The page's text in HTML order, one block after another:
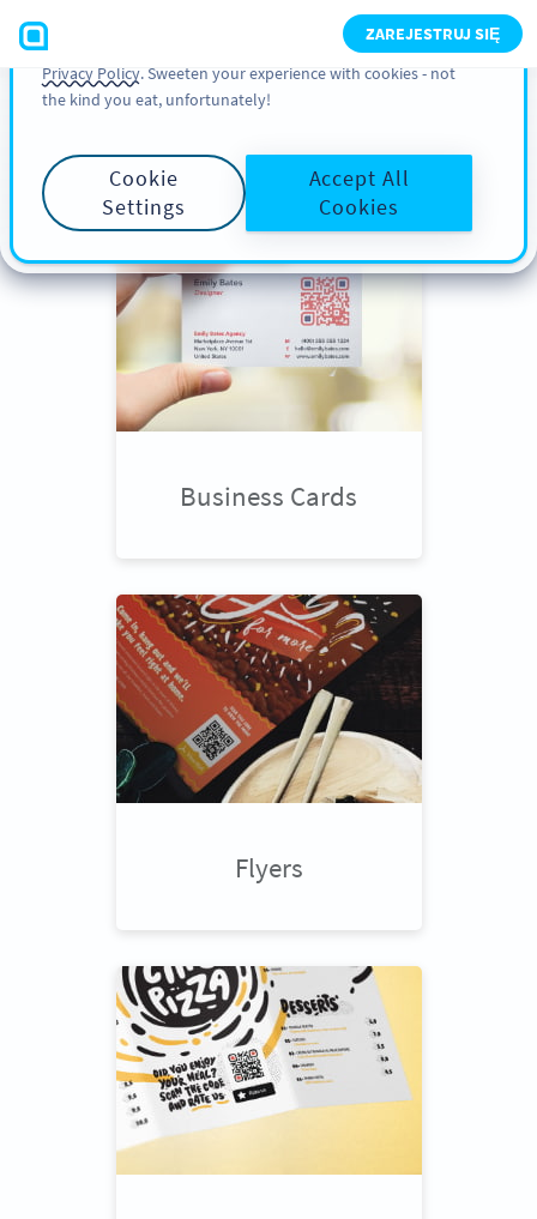
ZAREJESTRUJ SIĘ
Scroll down
to see QR Code use
cases
Business Cards
Flyers
You can also find more information about cookies, our
analytic activities and your rights in our
Cookie Policyand
Privacy Policy. Sweeten your experience with cookies - not
the kind you eat, unfortunately!
Cookie
Settings
Accept All
Cookies